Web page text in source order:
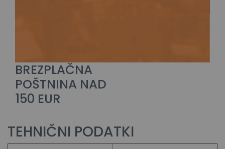
BREZPLAČNA
POŠTNINA NAD
150 EUR
TEHNIČNI PODATKI